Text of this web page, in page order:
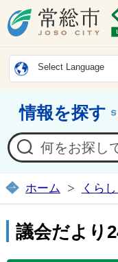
Select Language
情報を探す
ホーム くら
議会だより